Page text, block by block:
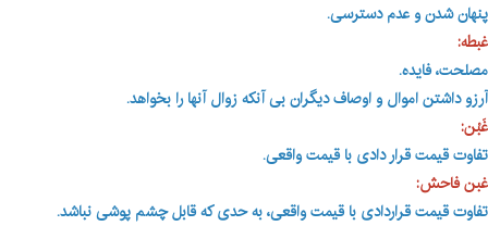
پنهان شدن و عدم دسترسی.
غبطه:
مصلحت، فایده.
آرزو داشتن اموال و اوصاف دیگران بی آنکه زوال آنها را بخواهد.
غَبْن:
تفاوت قیمت قرار دادی با قیمت واقعی.
غبن فاحش:
تفاوت قیمت قراردادی با قیمت واقعی، به حدی که قابل چشم پوشی نباشد.